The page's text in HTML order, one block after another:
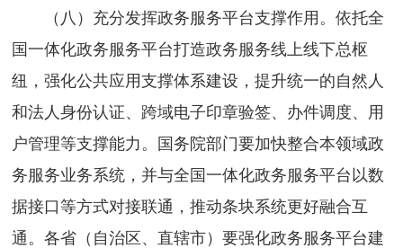
（八）充分发挥政务服务平台支撑作用。依托全
国一体化政务服务平台打造政务服务线上线下总枢
纽，强化公共应用支撑体系建设，提升统一的自然人
和法人身份认证、跨域电子印章验签、办件调度、用
户管理等支撑能力。国务院部门要加快整合本领域政
务服务业务系统，并与全国一体化政务服务平台以数
据接口等方式对接联通，推动条块系统更好融合互
通。各省（自治区、直辖市）要强化政务服务平台建